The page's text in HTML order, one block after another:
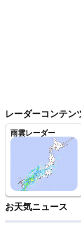
レーダーコンテン
雨雲レーダー
お天気ニュース